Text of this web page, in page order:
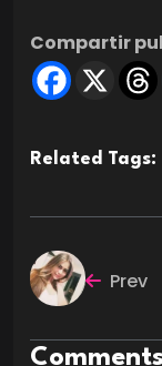
Compartir
Related Tags:
Prev